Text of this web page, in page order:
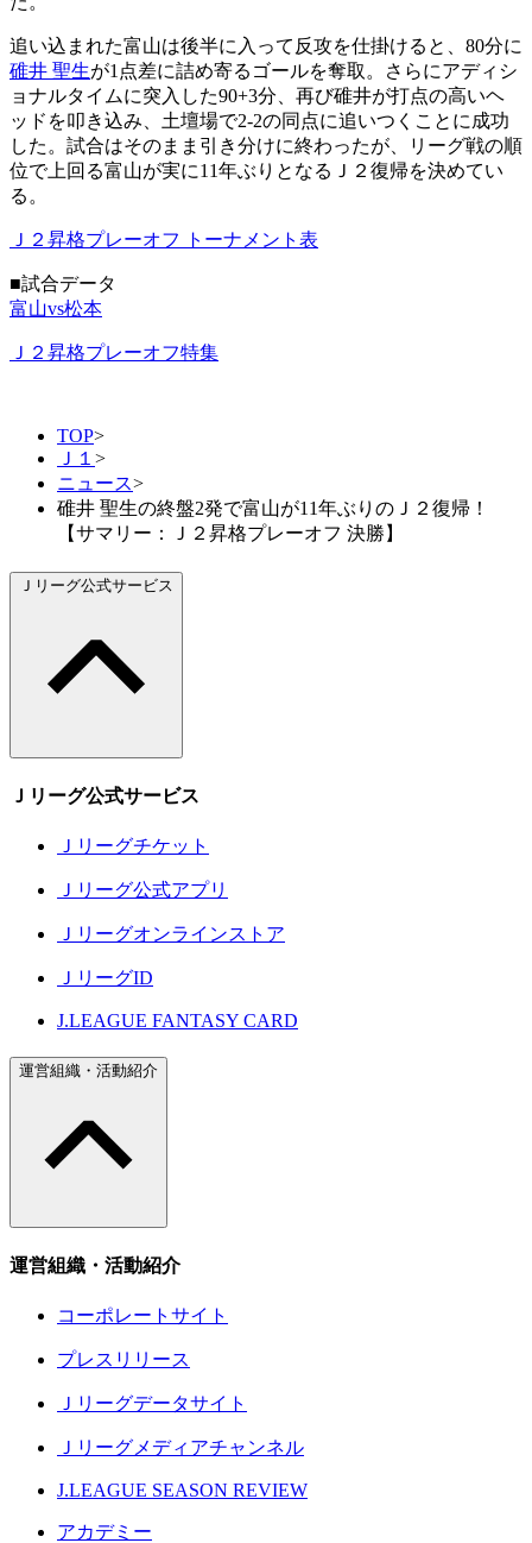
追い込まれた富山は後半に入って反攻を仕掛けると、80分に
碓井 聖生が1点差に詰め寄るゴールを奪取。さらにアディシ
ョナルタイムに突入した90+3分、再び碓井が打点の高いヘ
ッドを叩き込み、土壇場で2-2の同点に追いつくことに成功
した。試合はそのまま引き分けに終わったが、リーグ戦の順
位で上回る富山が実に11年ぶりとなるＪ２復帰を決めてい
る。
Ｊ２昇格プレーオフ トーナメント表
■試合データ
富山vs松本
Ｊ２昇格プレーオフ特集
TOP>
Ｊ１ >
ニュース>
碓井 聖生の終盤2発で富山が11年ぶりのＪ２復帰！
【サマリー：Ｊ２昇格プレーオフ 決勝】
Ｊリーグ公式サービス
Ｊリーグ公式サービス
Ｊリーグチケット
Ｊリーグ公式アプリ
Ｊリーグオンラインストア
ＪリーグID
J.LEAGUE FANTASY CARD
運営組織・活動紹介
運営組織・活動紹介
コーポレートサイト
プレスリリース
Ｊリーグデータサイト
Ｊリーグメディアチャンネル
J.LEAGUE SEASON REVIEW
アカデミー